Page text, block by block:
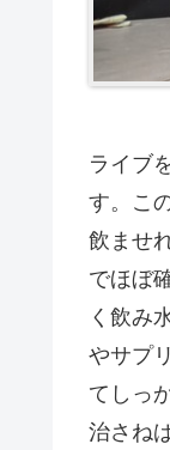
ライブ
す。こ
飲ませ
でほぼ
く飲み
やサプ
てしっ
治さね